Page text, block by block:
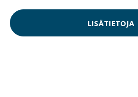
LISÄTIETOJA